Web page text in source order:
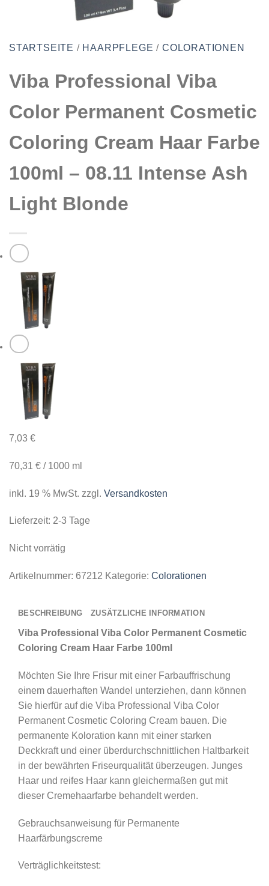
STARTSEITE / HAARPFLEGE / COLORATIONEN
Viba Professional Viba
Color Permanent Cosmetic
Coloring Cream Haar Farbe
100ml – 08.11 Intense Ash
Light Blonde
7,03 €
70,31 € / 1000 ml
inkl. 19 % MwSt. zzgl. Versandkosten
Lieferzeit: 2-3 Tage
Nicht vorrätig
Artikelnummer: 67212 Kategorie: Colorationen
BESCHREIBUNG ZUSÄTZLICHE INFORMATION
Viba Professional Viba Color Permanent Cosmetic
Coloring Cream Haar Farbe 100ml
Möchten Sie Ihre Frisur mit einer Farbauffrischung
einem dauerhaften Wandel unterziehen, dann können
Sie hierfür auf die Viba Professional Viba Color
Permanent Cosmetic Coloring Cream bauen. Die
permanente Koloration kann mit einer starken
Deckkraft und einer überdurchschnittlichen Haltbarkeit
in der bewährten Friseurqualität überzeugen. Junges
Haar und reifes Haar kann gleichermaßen gut mit
dieser Cremehaarfarbe behandelt werden.
Gebrauchsanweisung für Permanente
Haarfärbungscreme
Verträglichkeitstest: